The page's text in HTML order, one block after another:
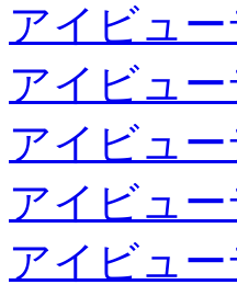
アイビュ
アイビュ
アイビュ
アイビュ
アイビュ